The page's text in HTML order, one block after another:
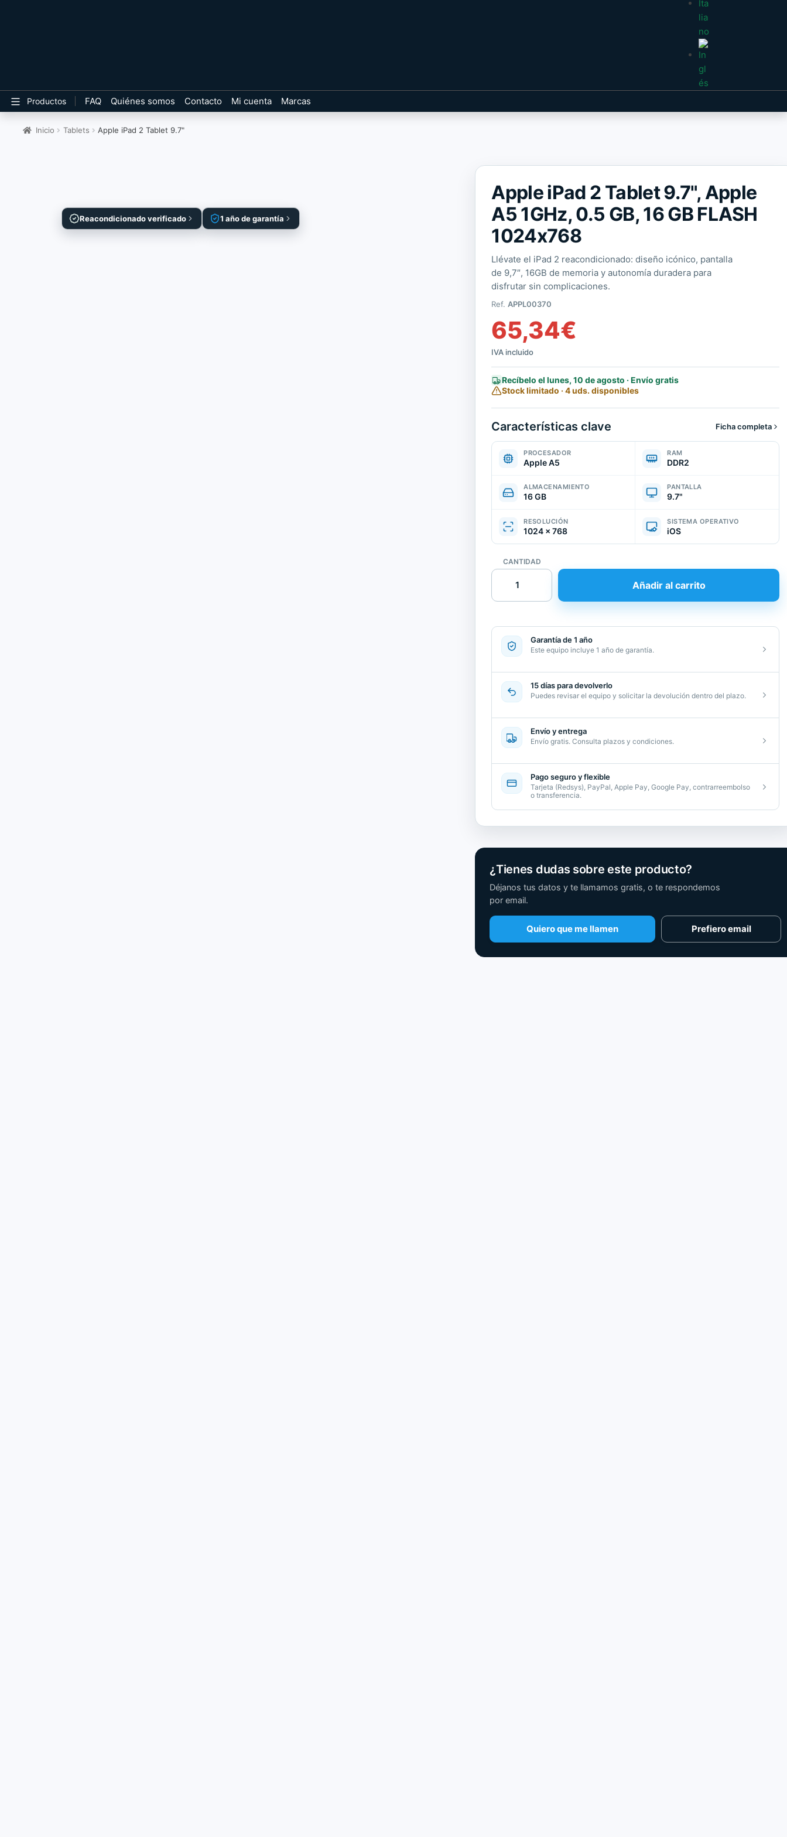
Productos FAQ Quiénes somos Contacto Mi cuenta Marcas
Inicio Tablets Apple iPad 2 Tablet 9.7"
Reacondicionado verificado 1 año de garantía
Apple iPad 2 Tablet 9.7", Apple
A5 1GHz, 0.5 GB, 16 GB FLASH
1024x768
Llévate el iPad 2 reacondicionado: diseño icónico, pantalla
de 9,7″, 16GB de memoria y autonomía duradera para
disfrutar sin complicaciones.
Ref. APPL00370
65,34€
IVA incluido
Recíbelo el lunes, 10 de agosto · Envío gratis
Stock limitado · 4 uds. disponibles
Características clave Ficha completa
PROCESADOR
Apple A5
RAM
DDR2
ALMACENAMIENTO
16 GB
PANTALLA
9.7"
RESOLUCIÓN
1024 × 768
SISTEMA OPERATIVO
iOS
CANTIDAD
Apple
iPad
Tablet
Apple
0.5
GB
FLASH
1024x768
Añadir al carrito
Garantía de 1 año
Este equipo incluye 1 año de garantía.
15 días para devolverlo
Puedes revisar el equipo y solicitar la devolución dentro del plazo.
Envío y entrega
Envío gratis. Consulta plazos y condiciones.
Pago seguro y flexible
Tarjeta (Redsys), PayPal, Apple Pay, Google Pay, contrarreembolso
o transferencia.
¿Tienes dudas sobre este producto?
Déjanos tus datos y te llamamos gratis, o te respondemos
por email.
Quiero que me llamen Prefiero email